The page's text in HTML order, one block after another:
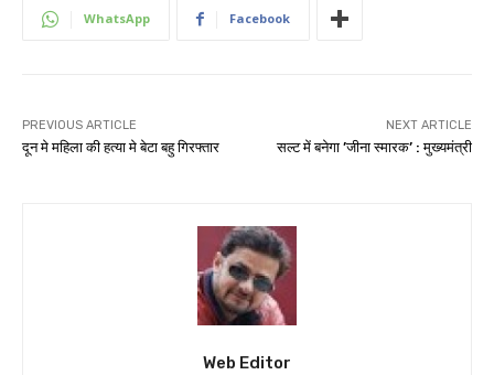
WhatsApp Facebook
PREVIOUS ARTICLE
दून मे महिला की हत्या मे बेटा बहु गिरफ्तार
NEXT ARTICLE
सल्ट में बनेगा ’जीना स्मारक’ : मुख्यमंत्री
Web Editor